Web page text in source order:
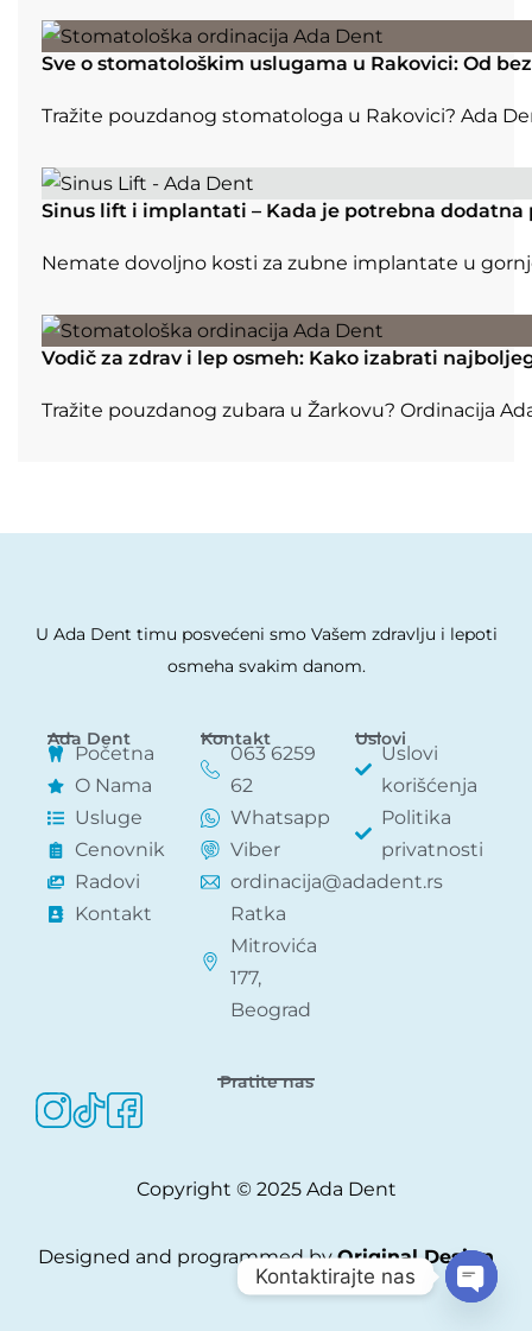
Sve o stomatološkim uslugama u Rakovici: Od
Tražite pouzdanog stomatologa u Rakovici? Ada
Sinus lift i implantati – Kada je potrebna dodatna
Nemate dovoljno kosti za zubne implantate u
Vodič za zdrav i lep osmeh: Kako izabrati
Tražite pouzdanog zubara u Žarkovu? Ordinacija
U Ada Dent timu posvećeni smo Vašem zdravlju i lepoti
osmeha svakim danom.
Ada Dent
Početna
O Nama
Usluge
Cenovnik
Radovi
Kontakt
Kontakt
063 6259
62
Whatsapp
Viber
ordinacija@adadent.rs
Ratka
Mitrovića
177,
Beograd
Uslovi
Uslovi
korišćenja
Politika
privatnosti
Pratite nas
Copyright © 2025 Ada Dent
Designed and programmed byOriginal Design
Kontaktirajte nas